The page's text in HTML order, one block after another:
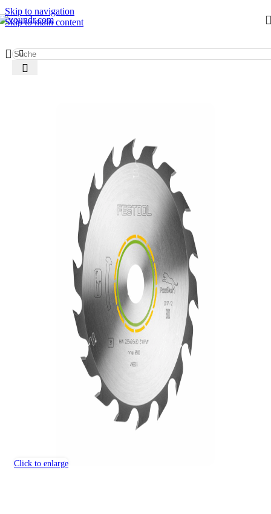
Skip to navigation
Skip to main content
Start/ Werkzeug mieten/ Werkzeugeinsätze/ Sägeblätter
Click to enlarge